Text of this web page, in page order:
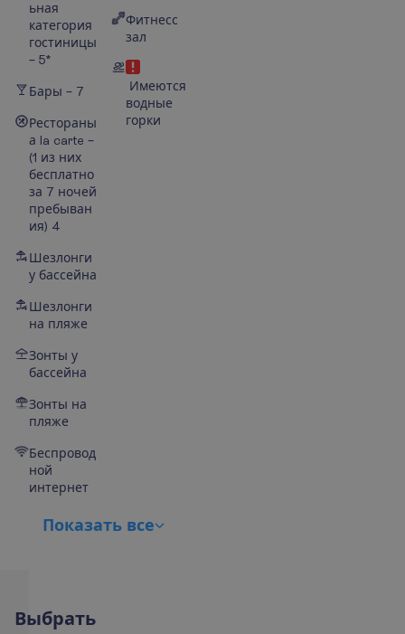
ьная
категория
гостиницы
– 5*
Бары – 7
Рестораны
а la carte –
(1 из них
бесплатно
за 7 ночей
пребыван
ия) 4
Шезлонги
у бассейна
Шезлонги
на пляже
Зонты у
бассейна
Зонты на
пляже
Беспровод
ной
интернет
Фитнесс
зал
Имеются
водные
горки
Показать все
Выбрать